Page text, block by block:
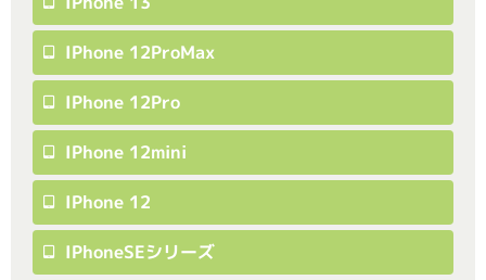
IPhone 12ProMax
IPhone 12Pro
IPhone 12mini
IPhone 12
IPhoneSEシリーズ